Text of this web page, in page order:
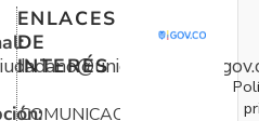
ENLACES
DE
INTERÉS
COMUNICACIONES